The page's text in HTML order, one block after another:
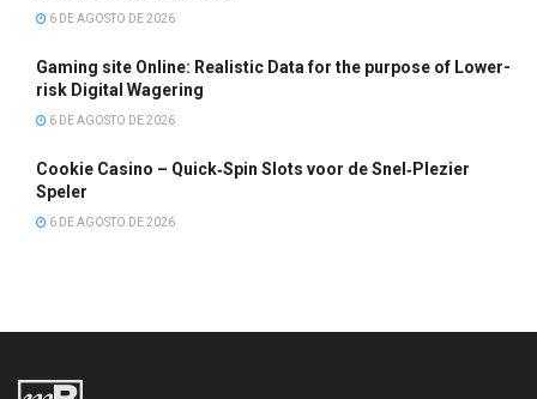
6 DE AGOSTO DE 2026
Gaming site Online: Realistic Data for the purpose of Lower-
risk Digital Wagering
6 DE AGOSTO DE 2026
Cookie Casino – Quick‑Spin Slots voor de Snel‑Plezier
Speler
6 DE AGOSTO DE 2026